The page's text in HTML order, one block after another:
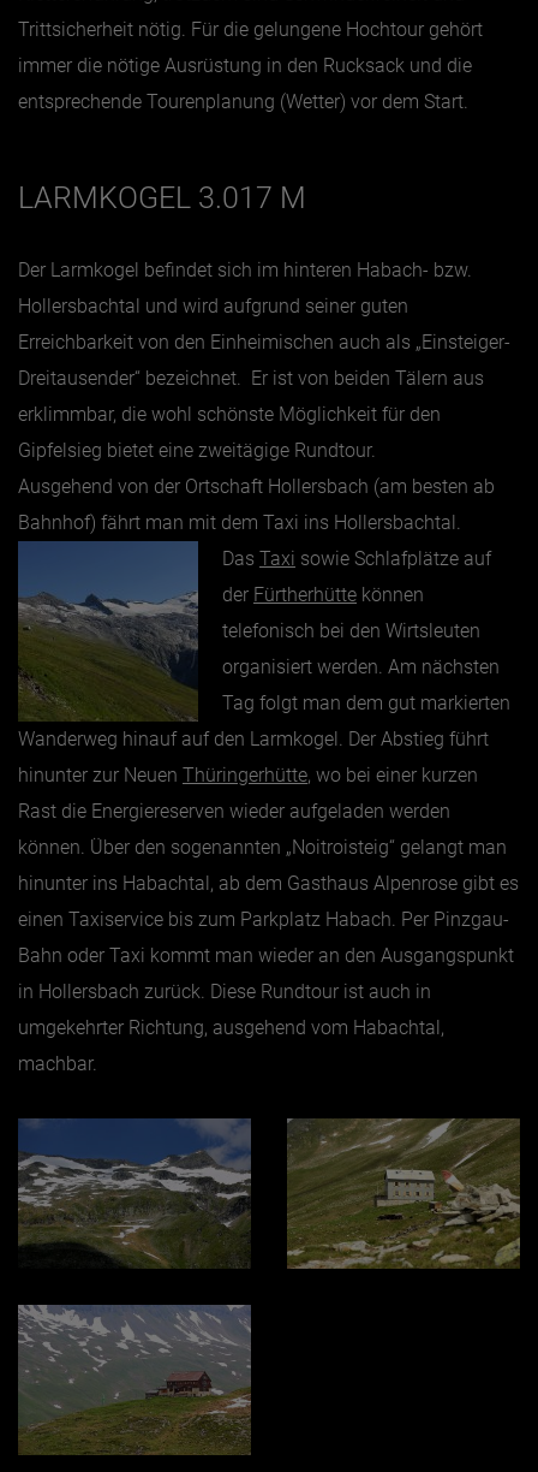
Jänner
Juni
September
Oktober
November
Dezember
Trittsicherheit nötig. Für die gelungene Hochtour gehört
immer die nötige Ausrüstung in den Rucksack und die
entsprechende Tourenplanung (Wetter) vor dem Start.
LARMKOGEL 3.017 M
Der Larmkogel befindet sich im hinteren Habach- bzw.
Hollersbachtal und wird aufgrund seiner guten
Erreichbarkeit von den Einheimischen auch als „Einsteiger-
Dreitausender“ bezeichnet. Er ist von beiden Tälern aus
erklimmbar, die wohl schönste Möglichkeit für den
Gipfelsieg bietet eine zweitägige Rundtour.
Ausgehend von der Ortschaft Hollersbach (am besten ab
Bahnhof) fährt man mit dem Taxi ins Hollersbachtal.
Das Taxi sowie Schlafplätze auf
der Fürtherhütte können
telefonisch bei den Wirtsleuten
organisiert werden. Am nächsten
Tag folgt man dem gut markierten
Wanderweg hinauf auf den Larmkogel. Der Abstieg führt
hinunter zur Neuen Thüringerhütte, wo bei einer kurzen
Rast die Energiereserven wieder aufgeladen werden
können. Über den sogenannten „Noitroisteig“ gelangt man
hinunter ins Habachtal, ab dem Gasthaus Alpenrose gibt es
einen Taxiservice bis zum Parkplatz Habach. Per Pinzgau-
Bahn oder Taxi kommt man wieder an den Ausgangspunkt
in Hollersbach zurück. Diese Rundtour ist auch in
umgekehrter Richtung, ausgehend vom Habachtal,
machbar.